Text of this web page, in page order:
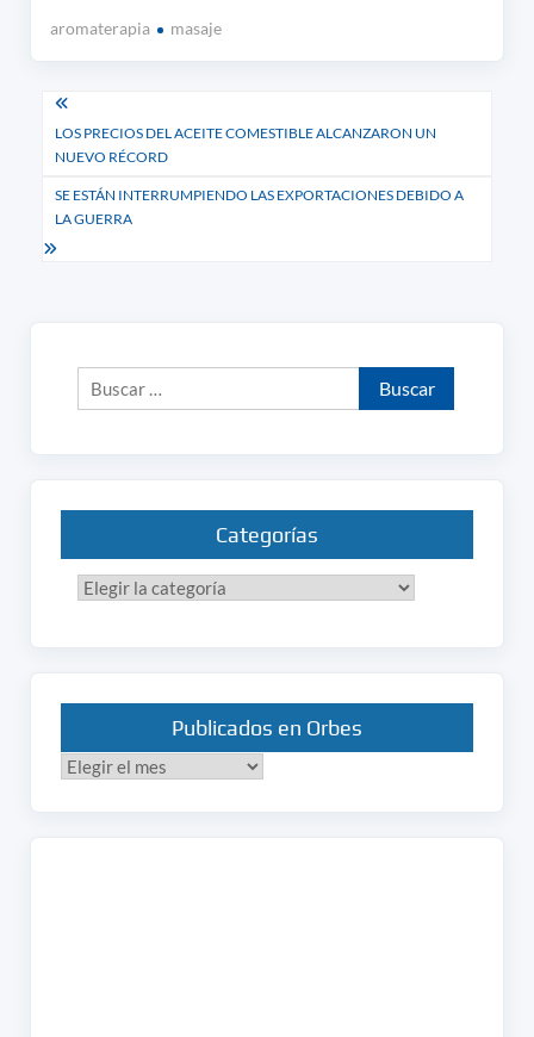
aromaterapia masaje
Navegación
de
entradas
LOS PRECIOS DEL ACEITE COMESTIBLE ALCANZARON UN
NUEVO RÉCORD
SE ESTÁN INTERRUMPIENDO LAS EXPORTACIONES DEBIDO A
LA GUERRA
Buscar:
Categorías
Categorías
Publicados en Orbes
Publicados